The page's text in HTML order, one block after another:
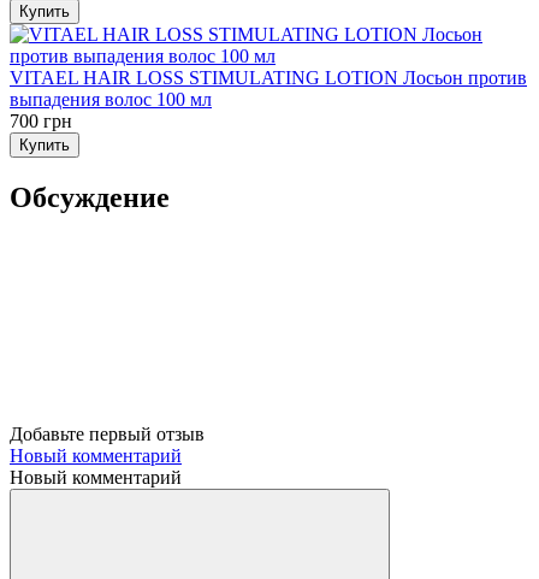
Купить
VITAEL HAIR LOSS STIMULATING LOTION Лосьон против
выпадения волос 100 мл
700 грн
Купить
Обсуждение
Добавьте первый отзыв
Новый комментарий
Новый комментарий